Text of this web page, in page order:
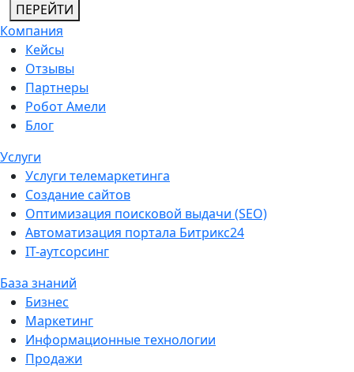
ПЕРЕЙТИ
Компания
Кейсы
Отзывы
Партнеры
Робот Амели
Блог
Услуги
Услуги телемаркетинга
Создание сайтов
Оптимизация поисковой выдачи (SEO)
Автоматизация портала Битрикс24
IT-аутсорсинг
База знаний
Бизнес
Маркетинг
Информационные технологии
Продажи